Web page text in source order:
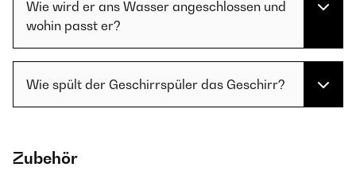
Wie wird er ans Wasser angeschlossen und
wohin passt er?
Wie spült der Geschirrspüler das Geschirr?
Zubehör